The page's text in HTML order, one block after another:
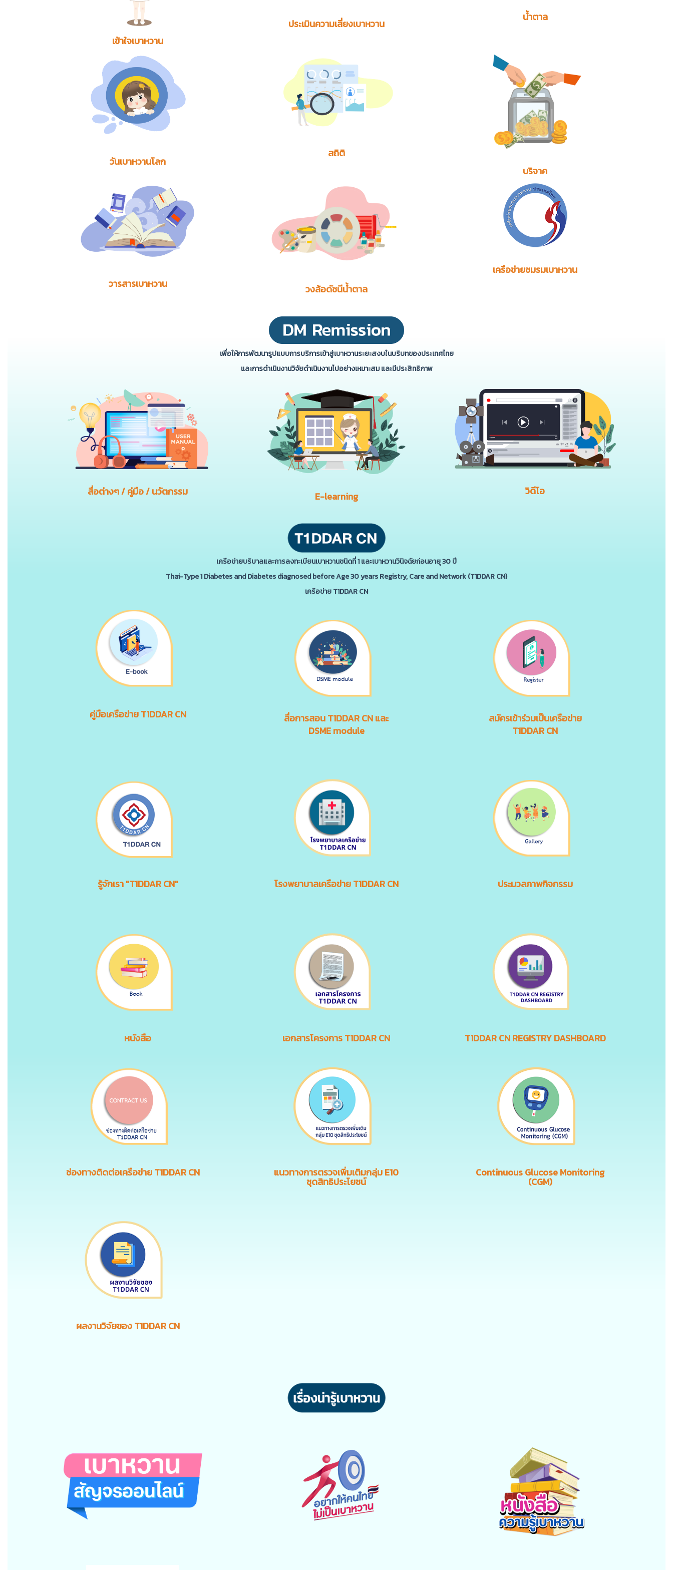
เข้าใจเบาหวาน
ประเมินความเสี่ยงเบาหวาน
น้ำตาล
วันเบาหวานโลก
สถิติ
บริจาค
วารสารเบาหวาน วงล้อดัชนีน้ำตาล
เครือข่ายชมรมเบาหวาน
เพื่อให้การพัฒนารูปแบบการบริการเข้าสู่เบาหวานระยะสงบในบริบทของประเทศไทย
และการดําเนินงานวิจัยดําเนินงานไปอย่างเหมาะสม และมีประสิทธิภาพ
สื่อต่างๆ / คู่มือ / นวัตกรรม E-learning วิดีโอ
เครือข่ายบริบาลและการลงทะเบียนเบาหวานชนิดที่ 1 และเบาหวานวินิจฉัยก่อนอายุ 30 ปี
Thai-Type 1 Diabetes and Diabetes diagnosed before Age 30 years Registry, Care and Network (T1DDAR CN)
เครือข่าย T1DDAR CN
คู่มือเครือข่าย T1DDAR CN สื่อการสอนT1DDAR CNและ
DSME module
สมัครเข้าร่วมเป็นเครือข่าย
T1DDAR CN
รู้จักเรา "T1DDAR CN" โรงพยาบาลเครือข่าย T1DDAR CN ประมวลภาพกิจกรรม
หนังสือ เอกสารโครงการ T1DDAR CN T1DDAR CN REGISTRY DASHBOARD
ช่องทางติดต่อเครือข่าย T1DDAR CN แนวทางการตรวจเพิ่มเติมกลุ่ม E10
ชุดสิทธิประโยชน์
Continuous Glucose Monitoring
(CGM)
ผลงานวิจัยของ T1DDAR CN